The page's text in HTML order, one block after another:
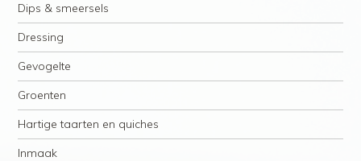
Dips & smeersels
Dressing
Gevogelte
Groenten
Hartige taarten en quiches
Inmaak